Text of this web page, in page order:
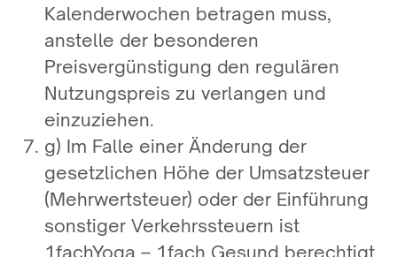
Kalenderwochen betragen muss,
anstelle der besonderen
Preisvergünstigung den regulären
Nutzungspreis zu verlangen und
einzuziehen.
g) Im Falle einer Änderung der
gesetzlichen Höhe der Umsatzsteuer
(Mehrwertsteuer) oder der Einführung
sonstiger Verkehrssteuern ist
1fachYoga – 1fach Gesund berechtigt,